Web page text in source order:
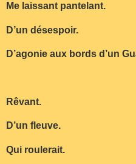
Me laissant pantelant.
D’un désespoir.
D’agonie aux bords d’un
Rêvant.
D’un fleuve.
Qui roulerait.